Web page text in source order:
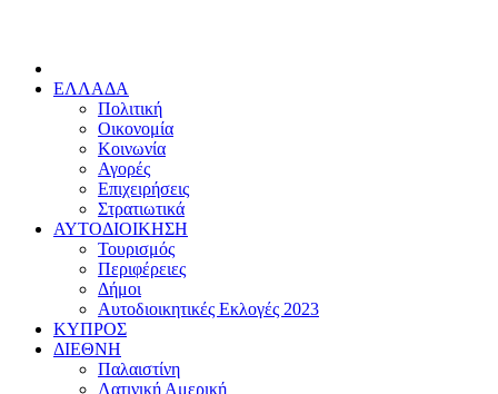
ΕΛΛΑΔΑ
Πολιτική
Οικονομία
Κοινωνία
Αγορές
Επιχειρήσεις
Στρατιωτικά
ΑΥΤΟΔΙΟΙΚΗΣΗ
Τουρισμός
Περιφέρειες
Δήμοι
Αυτοδιοικητικές Εκλογές 2023
ΚΥΠΡΟΣ
ΔΙΕΘΝΗ
Παλαιστίνη
Λατινική Αμερική